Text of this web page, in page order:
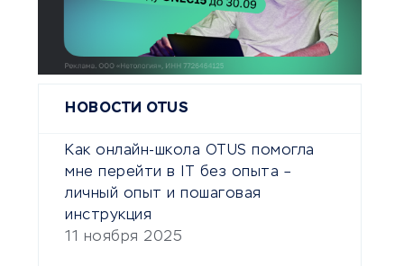
НОВОСТИ OTUS
Как онлайн-школа OTUS помогла
мне перейти в IT без опыта –
личный опыт и пошаговая
инструкция
11 ноября 2025